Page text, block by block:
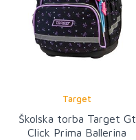
Target
Školska torba Target Gt
Click Prima Ballerina